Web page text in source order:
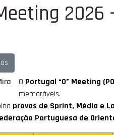
2026
O Portugal “O” Meeting
memoráveis.
provas de Sprint, Média e
Portuguesa de